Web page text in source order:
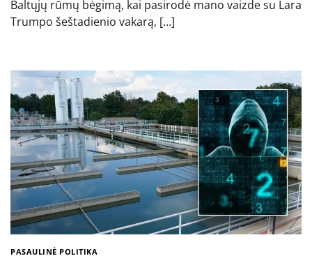
Baltųjų rūmų bėgimą, kai pasirodė mano vaizde su Lara
Trumpo šeštadienio vakarą, […]
PASAULINĖ POLITIKA